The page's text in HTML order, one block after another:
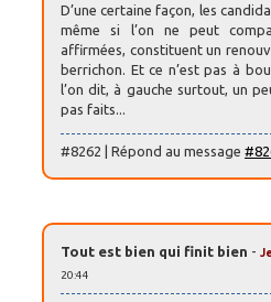
D’une certaine façon, les
même si l’on ne peut
affirmées, constituent un
berrichon. Et ce n’est pas à
l’on dit, à gauche surtout, un
pas faits...
#8262 | Répond au message
Tout est bien qui finit bien -
20:44